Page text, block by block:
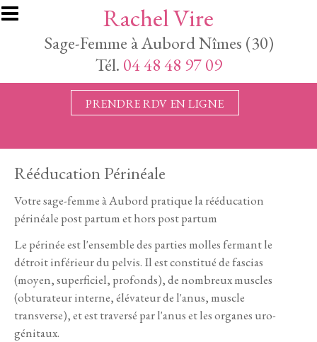
Aller au contenu principalRachel Vire
Sage-Femme à Aubord Nîmes (30)
Tél. 04 48 48 97 09
PRENDRE RDV EN LIGNE
Rééducation Périnéale
Votre sage-femme à Aubord pratique la rééducation
périnéale post partum et hors post partum
Le périnée est l'ensemble des parties molles fermant le
détroit inférieur du pelvis. Il est constitué de fascias
(moyen, superficiel, profonds), de nombreux muscles
(obturateur interne, élévateur de l'anus, muscle
transverse), et est traversé par l'anus et les organes uro-
génitaux.